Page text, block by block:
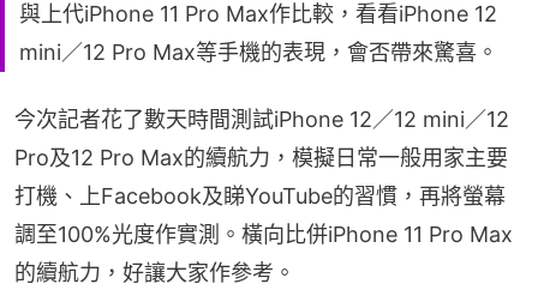
與上代iPhone 11 Pro Max作比較，看看iPhone 12
mini／12 Pro Max等手機的表現，會否帶來驚喜。
今次記者花了數天時間測試iPhone 12／12 mini／12
Pro及12 Pro Max的續航力，模擬日常一般用家主要
打機、上Facebook及睇YouTube的習慣，再將螢幕
調至100%光度作實測。橫向比併iPhone 11 Pro Max
的續航力，好讓大家作參考。